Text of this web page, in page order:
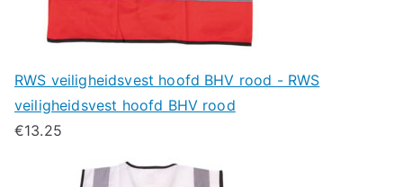
RWS veiligheidsvest hoofd BHV rood - RWS
veiligheidsvest hoofd BHV rood
€13.25